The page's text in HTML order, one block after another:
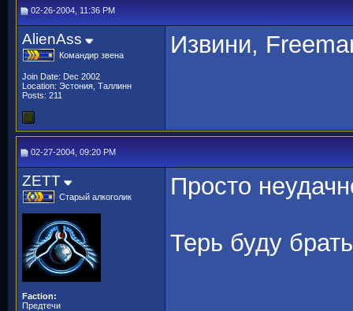
02-26-2004, 11:36 PM
AlienAss
Командир звена
Join Date: Dec 2002
Location: Эстония, Таллинн
Posts: 211
Извини,
02-27-2004, 09:20 PM
ZETT
Старый алкоголик
Faction:
Предтечи
Просто
Терь буду